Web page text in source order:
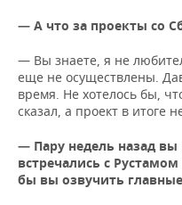
— А что за проекты со
— Вы знаете, я не
еще не осуществлены.
время. Не хотелось бы,
сказал, а проект в итоге
— Пару недель назад
встречались с
бы вы озвучить